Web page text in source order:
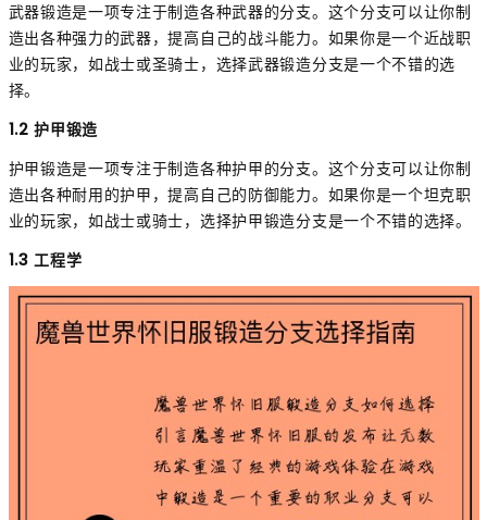
武器锻造是一项专注于制造各种武器的分支。这个分支可以让你制
造出各种强力的武器，提高自己的战斗能力。如果你是一个近战职
业的玩家，如战士或圣骑士，选择武器锻造分支是一个不错的选
择。
1.2 护甲锻造
护甲锻造是一项专注于制造各种护甲的分支。这个分支可以让你制
造出各种耐用的护甲，提高自己的防御能力。如果你是一个坦克职
业的玩家，如战士或骑士，选择护甲锻造分支是一个不错的选择。
1.3 工程学